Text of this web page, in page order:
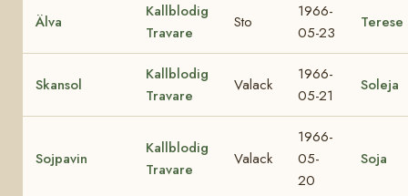
Älva
Kallblodig
Travare
Sto
1966-
05-23
Terese
Skansol
Kallblodig
Travare
Valack
1966-
05-21
Soleja
Sojpavin
Kallblodig
Travare
Valack
1966-
05-
20
Soja